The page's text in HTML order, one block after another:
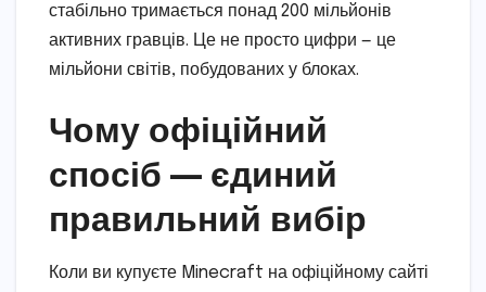
стабільно тримається понад 200 мільйонів
активних гравців. Це не просто цифри — це
мільйони світів, побудованих у блоках.
Чому офіційний
спосіб — єдиний
правильний вибір
Коли ви купуєте Minecraft на офіційному сайті